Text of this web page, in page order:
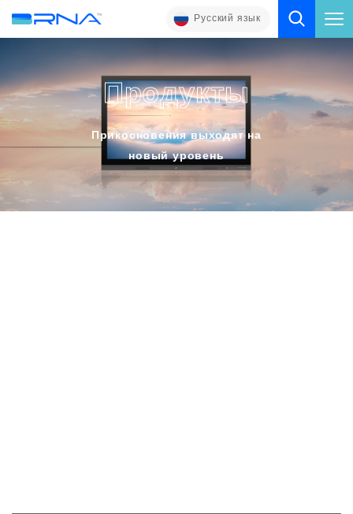
Русский язык
Продукты
Прикосновения выходят на
новый уровень